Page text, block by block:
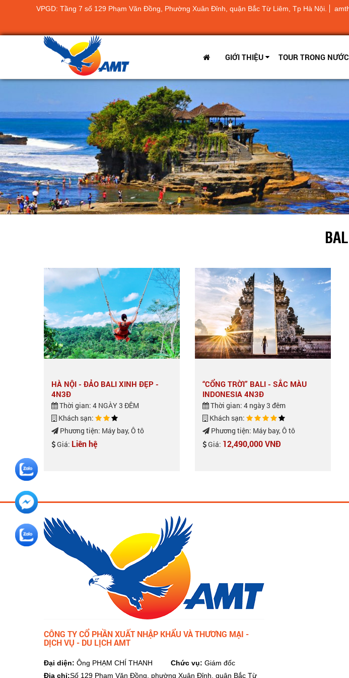
VPGD: Tầng 7 số 129 Phạm Văn Đồng, Phường Xuân Đỉnh, quận Bắc Từ Liêm, Tp Hà Nội.
GIỚI THIỆU TOUR TRONG NƯỚC
HÀ NỘI - ĐẢO BALI XINH ĐẸP -
4N3Đ
Thời gian: 4 NGÀY 3 ĐÊM
Khách sạn:
Phương tiện: Máy bay, Ô tô
Giá: Liên hệ
“CỔNG TRỜI” BALI - SẮC MÀU
INDONESIA 4N3Đ
Thời gian: 4 ngày 3 đêm
Khách sạn:
Phương tiện: Máy bay, Ô tô
Giá: 12,490,000 VNĐ
CÔNG TY CỔ PHẦN XUẤT NHẬP KHẨU VÀ THƯƠNG MẠI -
DỊCH VỤ - DU LỊCH AMT
Đại diện: Ông PHẠM CHÍ THANH Chức vụ: Giám đốc
Địa chỉ:Số 129 Phạm Văn Đồng, phường Xuân Đỉnh, quận Bắc Từ